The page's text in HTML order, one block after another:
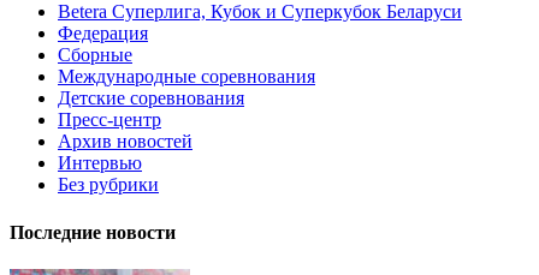
Betera Суперлига, Кубок и Суперкубок Беларуси
Федерация
Сборные
Международные соревнования
Детские соревнования
Пресс-центр
Архив новостей
Интервью
Без рубрики
Последние новости